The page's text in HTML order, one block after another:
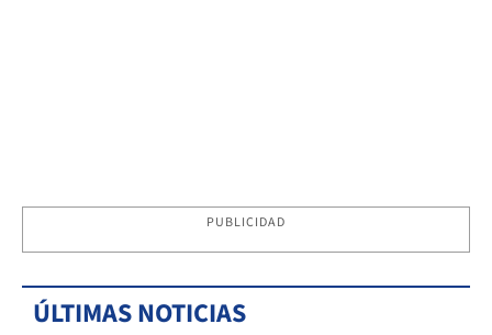
PUBLICIDAD
ÚLTIMAS NOTICIAS